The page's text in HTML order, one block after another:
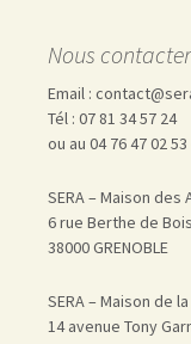
Nous contacter
Email :
Tél : 07 81 34 57 24
ou au 04 76 47 02
SERA – Maison
6 rue Berthe de
38000 GRENOBLE
SERA – Maison de
14 avenue Tony